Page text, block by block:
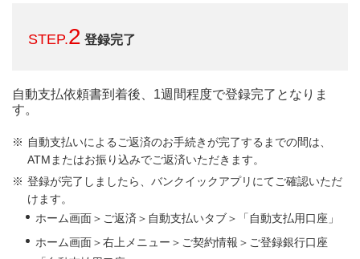
STEP.2 登録完了
自動支払依頼書到着後、1週間程度で登録完了となりま
す。
自動支払いによるご返済のお手続きが完了するまでの間は、
ATMまたはお振り込みでご返済いただきます。
登録が完了しましたら、バンクイックアプリにてご確認いただ
けます。
ホーム画面＞ご返済＞自動支払いタブ＞「自動支払用口座」
ホーム画面＞右上メニュー＞ご契約情報＞ご登録銀行口座